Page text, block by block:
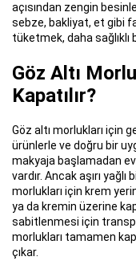
açısından zengin
sebze, bakliyat, et gibi
tüketmek, daha sağlıklı
Göz Altı
Kapatılır?
Göz altı morlukları için
ürünlerle ve doğru bir
makyaja başlamadan
vardır. Ancak aşırı yağlı
morlukları için krem
ya da kremin üzerine
sabitlenmesi için
morlukları tamamen
çıkar.